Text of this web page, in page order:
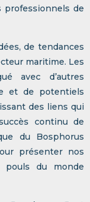
professionnels de
de tendances
maritime. Les
avec d’autres
et de potentiels
des liens qui
continu de
du Bosphorus
présenter nos
pouls du monde